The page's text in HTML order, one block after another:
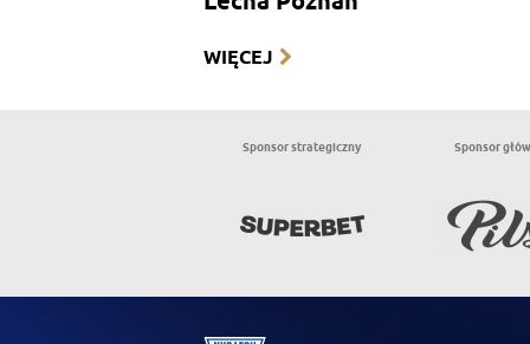
WIĘCEJ
Sponsor strategiczny Sponsor